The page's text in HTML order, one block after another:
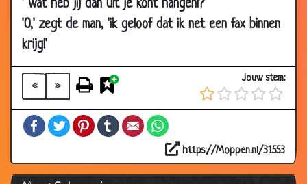
' Wat heb jij dan uit je kont hangen!?'
'O,' zegt de man, 'ik geloof dat ik net een fax binnen
krijg!'
« »
Jouw stem:
FacebookTwitterPinterestTumblrEmail
https://Moppen.nl/31553
2006
28 Nov
2006
Hemelpoort 3.44
27 Nov
2006
Wat Hoort Niet In Het Rijtje Thuis? 3.50
2006
2006
3.90